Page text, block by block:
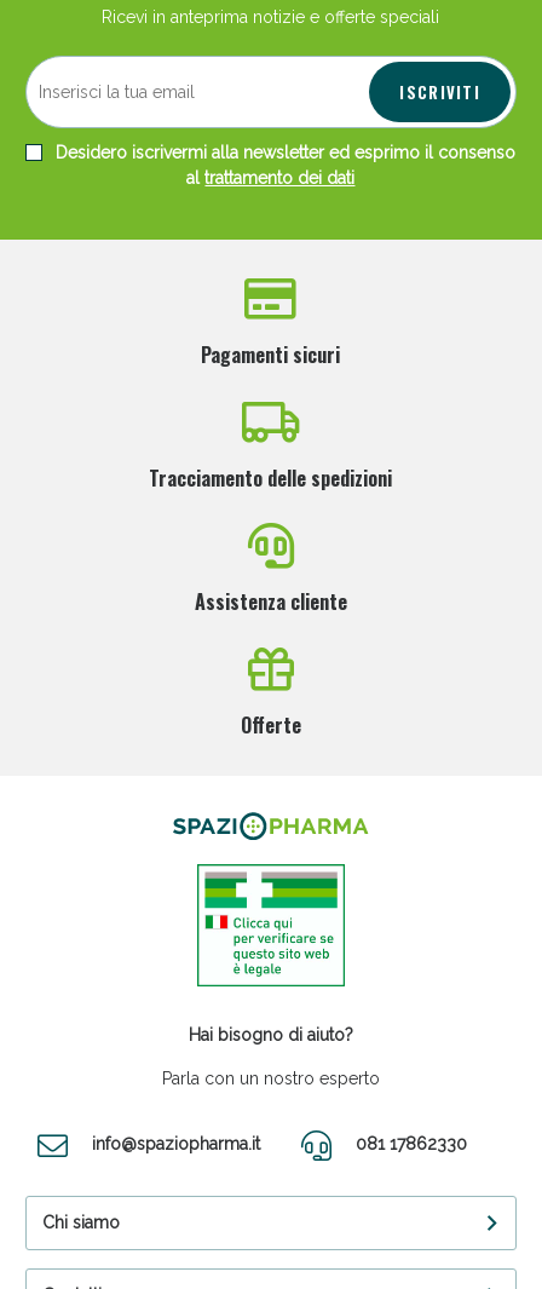
Ricevi in anteprima notizie e offerte speciali
ISCRIVITI
Desidero iscrivermi alla newsletter ed esprimo il consenso
altrattamento dei dati
Pagamenti sicuri
Tracciamento delle spedizioni
Assistenza cliente
Offerte
Hai bisogno di aiuto?
Parla con un nostro esperto
info@spaziopharma.it 081 17862330
Chi siamo